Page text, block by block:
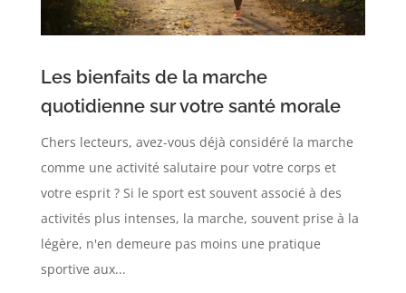
Les bienfaits de la marche
quotidienne sur votre santé morale
Chers lecteurs, avez-vous déjà considéré la marche
comme une activité salutaire pour votre corps et
votre esprit ? Si le sport est souvent associé à des
activités plus intenses, la marche, souvent prise à la
légère, n'en demeure pas moins une pratique
sportive aux...